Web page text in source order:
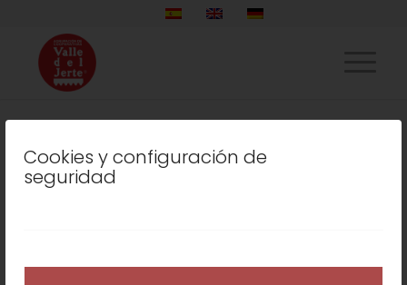
Cookies y configuración de
seguridad
LISTADO DE LA ETIQUETA: